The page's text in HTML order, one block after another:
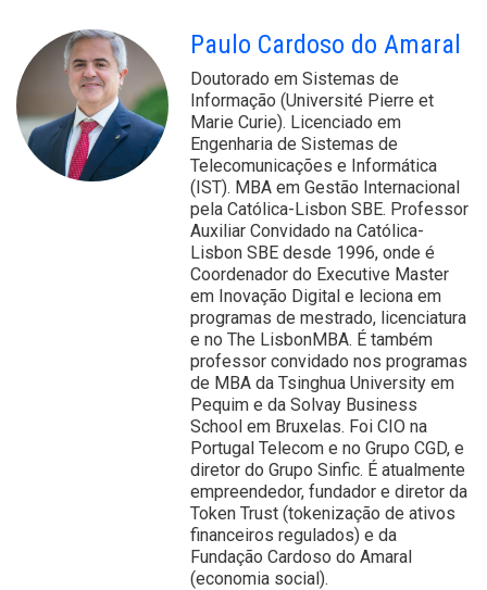
Paulo Cardoso do Amaral
Doutorado em Sistemas de
Informação (Université Pierre et
Marie Curie). Licenciado em
Engenharia de Sistemas de
Telecomunicações e Informática
(IST). MBA em Gestão Internacional
pela Católica-Lisbon SBE. Professor
Auxiliar Convidado na Católica-
Lisbon SBE desde 1996, onde é
Coordenador do Executive Master
em Inovação Digital e leciona em
programas de mestrado, licenciatura
e no The LisbonMBA. É também
professor convidado nos programas
de MBA da Tsinghua University em
Pequim e da Solvay Business
School em Bruxelas. Foi CIO na
Portugal Telecom e no Grupo CGD, e
diretor do Grupo Sinfic. É atualmente
empreendedor, fundador e diretor da
Token Trust (tokenização de ativos
financeiros regulados) e da
Fundação Cardoso do Amaral
(economia social).